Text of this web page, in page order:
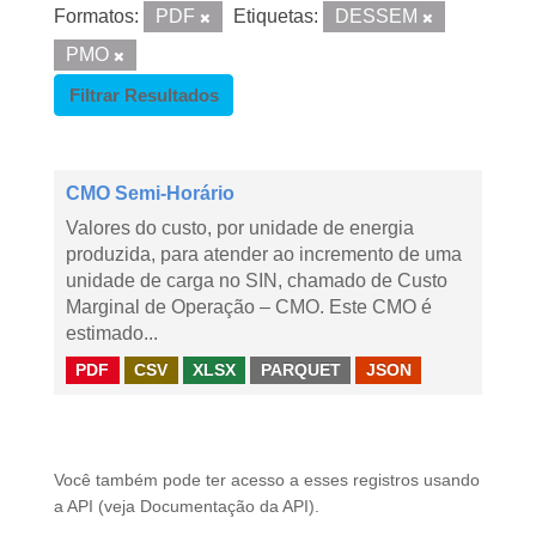
Formatos: PDF Etiquetas:
DESSEM
PMO
Filtrar Resultados
CMO Semi-Horário
Valores do custo, por unidade de energia
produzida, para atender ao incremento de uma
unidade de carga no SIN, chamado de Custo
Marginal de Operação – CMO. Este CMO é
estimado...
PDF CSV XLSX PARQUET JSON
Você também pode ter acesso a esses registros usando
a API (veja Documentação da API ).